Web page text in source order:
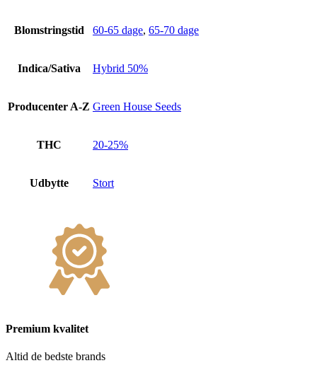
Blomstringstid 60-65 dage, 65-70 dage
Indica/Sativa Hybrid 50%
Producenter A-Z Green House Seeds
THC 20-25%
Udbytte Stort
Premium kvalitet
Altid de bedste brands